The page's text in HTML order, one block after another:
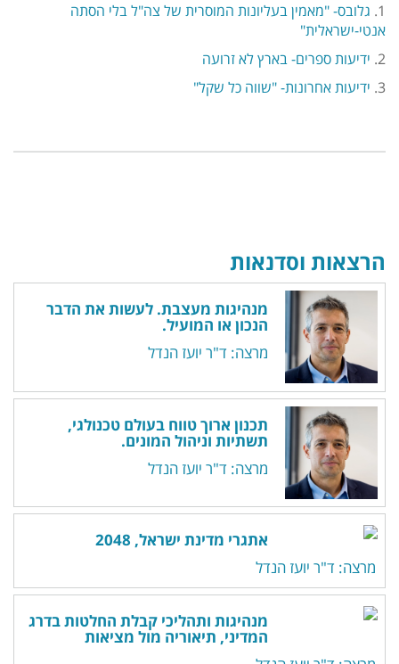
1. גלובס- "מאמין בעליונות המוסרית של צה"ל בלי הסתה
אנטי-ישראלית"
2. ידיעות ספרים- בארץ לא זרועה
3. ידיעות אחרונות- "שווה כל שקל"
הרצאות וסדנאות
מנהיגות מעצבת. לעשות את הדבר
הנכון או המועיל.
מרצה: ד"ר יועז הנדל
תכנון ארוך טווח בעולם טכנולגי,
תשתיות וניהול המונים.
מרצה: ד"ר יועז הנדל
אתגרי מדינת ישראל, 2048
מרצה: ד"ר יועז הנדל
מנהיגות ותהליכי קבלת החלטות בדרג
המדיני, תיאוריה מול מציאות